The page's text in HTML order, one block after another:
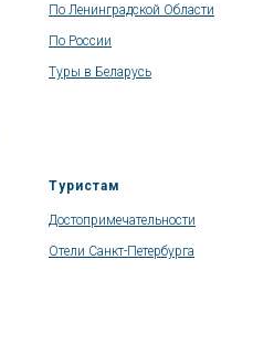
По Ленинградской Области
По России
Туры в Беларусь
Туристам
Достопримечательности
Отели Санкт-Петербурга